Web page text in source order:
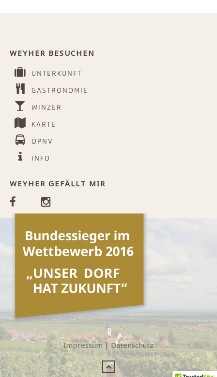
WEYHER BESUCHEN
UNTERKUNFT
GASTRONOMIE
WINZER
KARTE
ÖPNV
INFO
WEYHER GEFÄLLT MIR
Impressum|Datenschutz